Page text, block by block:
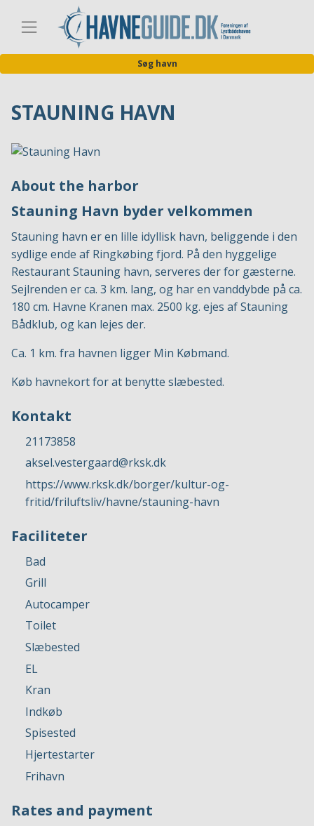
hovedindhold
Søg havn
STAUNING HAVN
About the harbor
Stauning Havn byder velkommen
Stauning havn er en lille idyllisk havn, beliggende i den
sydlige ende af Ringkøbing fjord. På den hyggelige
Restaurant Stauning havn, serveres der for gæsterne.
Sejlrenden er ca. 3 km. lang, og har en vanddybde på ca.
180 cm. Havne Kranen max. 2500 kg. ejes af Stauning
Bådklub, og kan lejes der.
Ca. 1 km. fra havnen ligger Min Købmand.
Køb havnekort for at benytte slæbested.
Kontakt
21173858
aksel.vestergaard@rksk.dk
https://www.rksk.dk/borger/kultur-og-
fritid/friluftsliv/havne/stauning-havn
Faciliteter
Bad
Grill
Autocamper
Toilet
Slæbested
EL
Kran
Indkøb
Spisested
Hjertestarter
Frihavn
Rates and payment